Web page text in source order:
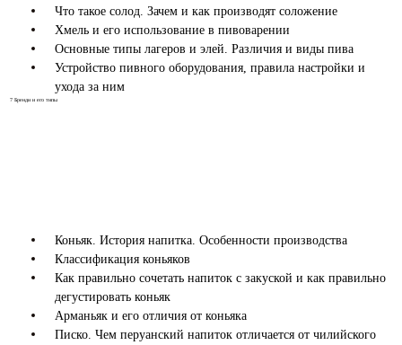
Что такое солод. Зачем и как производят соложение
Хмель и его использование в пивоварении
Основные типы лагеров и элей. Различия и виды пива
Устройство пивного оборудования, правила настройки и
ухода за ним
7 Бренди и его типы
Коньяк. История напитка. Особенности производства
Классификация коньяков
Как правильно сочетать напиток с закуской и как правильно
дегустировать коньяк
Арманьяк и его отличия от коньяка
Писко. Чем перуанский напиток отличается от чилийского